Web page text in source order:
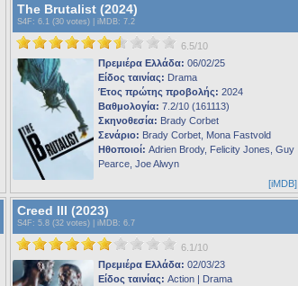
The Brutalist (2024)
S4F : 6.1 (30 votes) | iMDB: 7.2
6.5/10
Πρεμιέρα Ελλάδα: 06/02/25
Είδος ταινίας: Drama
Έτος πρώτης προβολής: 2024
Βαθμολογία: 7.2/10 (161113)
Σκηνοθεσία: Brady Corbet
Σενάριο: Brady Corbet, Mona Fastvold
Ηθοποιοί: Adrien Brody, Felicity Jones, Guy
Pearce, Joe Alwyn
[iMDB]
Creed III (2023)
S4F : 5.8 (32 votes) | iMDB: 6.7
6.1/10
Πρεμιέρα Ελλάδα: 02/03/23
Είδος ταινίας: Action | Drama